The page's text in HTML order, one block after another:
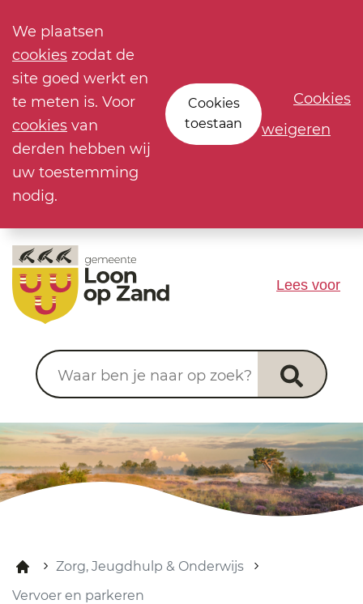
We plaatsen
cookies zodat de
site goed werkt en
te meten is. Voor
cookies van
derden hebben wij
uw toestemming
nodig.
Cookies
toestaan
Cookies
weigeren
Waar ben je naar op zoek?
Lees voor
Zorg, Jeugdhulp & Onderwijs
Vervoer en parkeren